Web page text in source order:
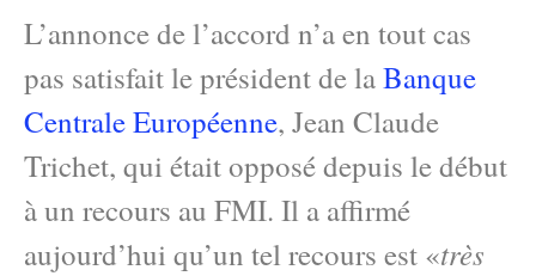
L’annonce de l’accord n’a en tout cas
pas satisfait le président de laBanque
Centrale Européenne, Jean Claude
Trichet, qui était opposé depuis le début
à un recours au FMI. Il a affirmé
aujourd’hui qu’un tel recours est «très